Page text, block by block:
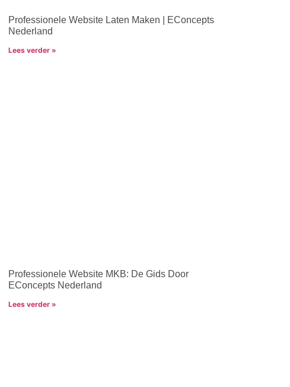
Professionele Website Laten Maken | EConcepts
Nederland
Lees verder »
Professionele Website MKB: De Gids Door
EConcepts Nederland
Lees verder »